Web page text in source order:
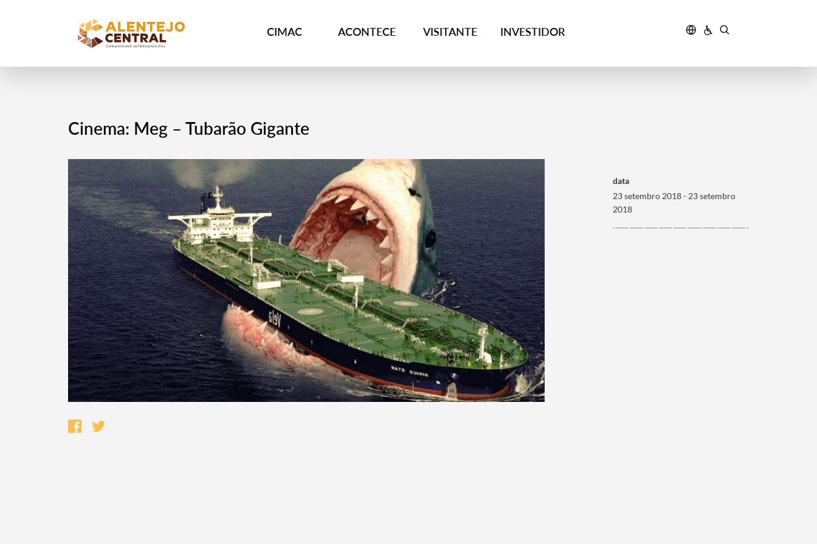
CIMAC ACONTECE VISITANTE INVESTIDOR
Termo de Pesquisa
Categorias gerais
Cinema: Meg – Tubarão Gigante
data
23 setembro 2018 - 23 setembro
2018